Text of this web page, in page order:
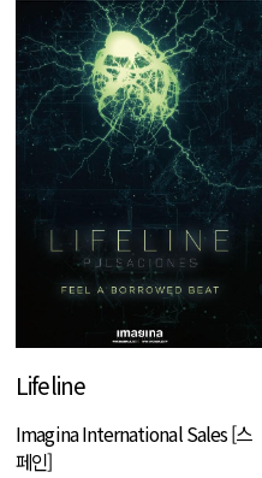
Lifeline
Imagina International Sales [스
페인]